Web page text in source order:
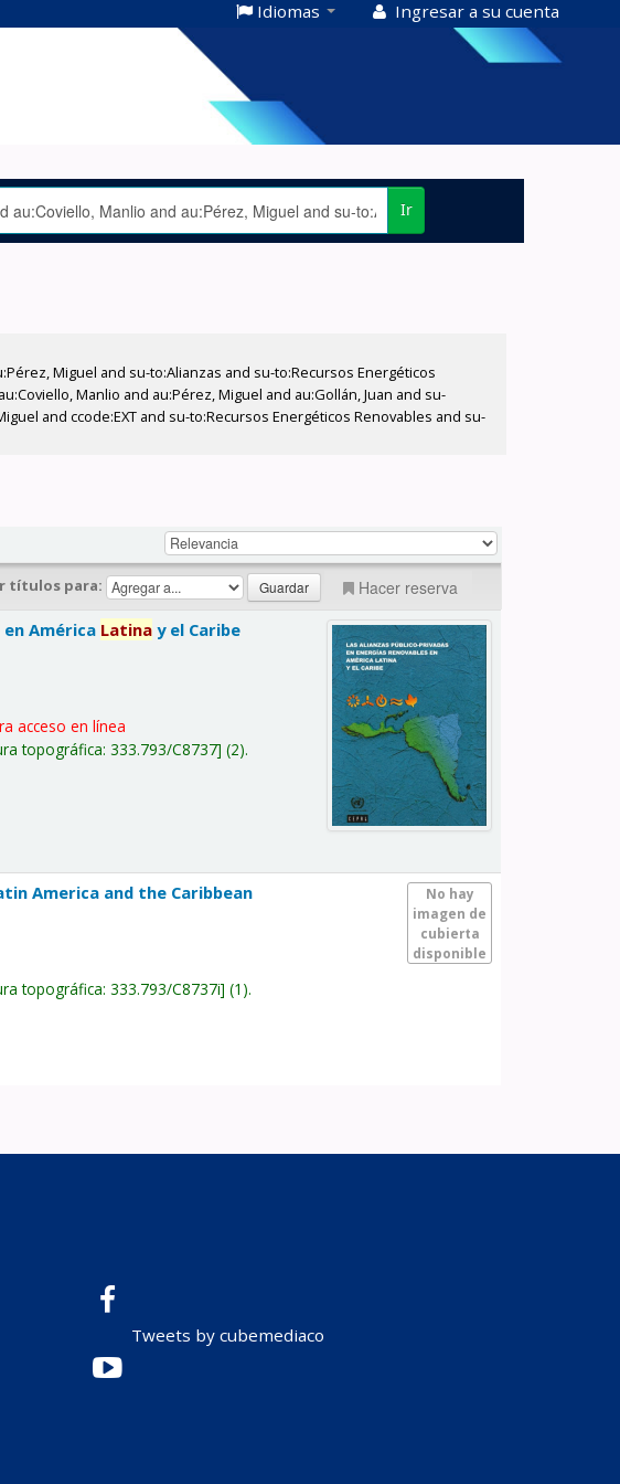
Idiomas Ingresar a su cuenta
Ir
Miguel and su-to:Alianzas and su-to:Recursos Energéticos
Manlio and au:Pérez, Miguel and au:Gollán, Juan and su-
and ccode:EXT and su-to:Recursos Energéticos Renovables and su-
títulos para: Hacer reserva
en América Latina y el Caribe
acceso en línea
topográfica:333.793/C8737 (2).
No hay
imagen de
cubierta
disponible
America and the Caribbean
topográfica:333.793/C8737i (1).
Tweets by cubemediaco